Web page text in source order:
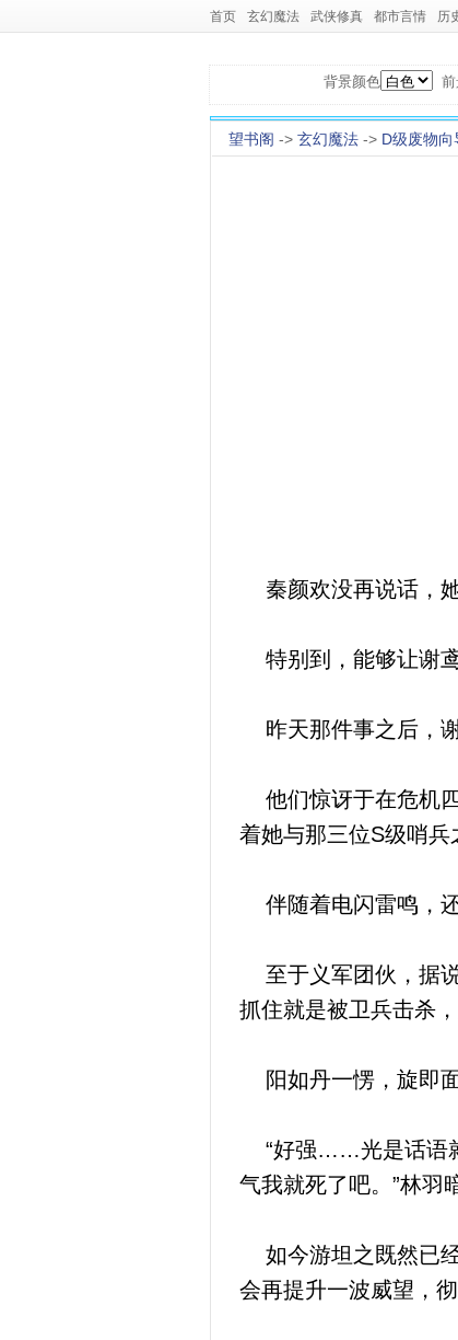
首页 玄幻魔法 武侠修真 都市言情 历
背景颜色 前
望书阁 -> 玄幻魔法 -> D级废物
秦颜欢没再说话，她
特别到，能够让谢鸢
昨天那件事之后，谢
他们惊讶于在危机
着她与那三位S级哨兵
伴随着电闪雷鸣，还
至于义军团伙，据
抓住就是被卫兵击杀
阳如丹一愣，旋即面
“好强……光是话语就
气我就死了吧。”林羽
如今游坦之既然已
会再提升一波威望，